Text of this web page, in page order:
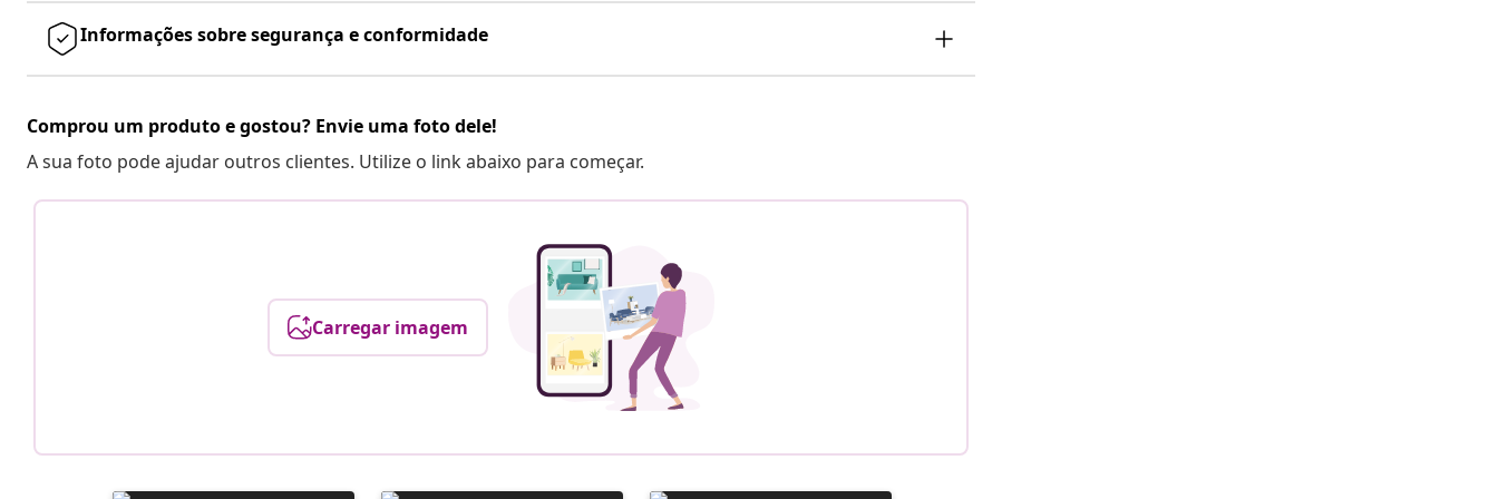
Informações sobre segurança e conformidade
Comprou um produto e gostou? Envie uma foto dele!
A sua foto pode ajudar outros clientes. Utilize o link abaixo para começar.
Carregar imagem